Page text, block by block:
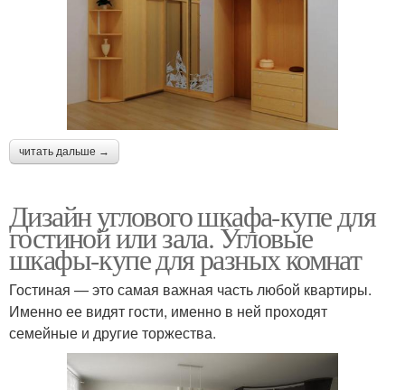
читать дальше →
Дизайн углового шкафа-купе для
гостиной или зала. Угловые
шкафы-купе для разных комнат
Гостиная — это самая важная часть любой квартиры.
Именно ее видят гости, именно в ней проходят
семейные и другие торжества.